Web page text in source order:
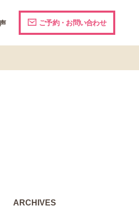
ご予約・お問い合わせ
ARCHIVES